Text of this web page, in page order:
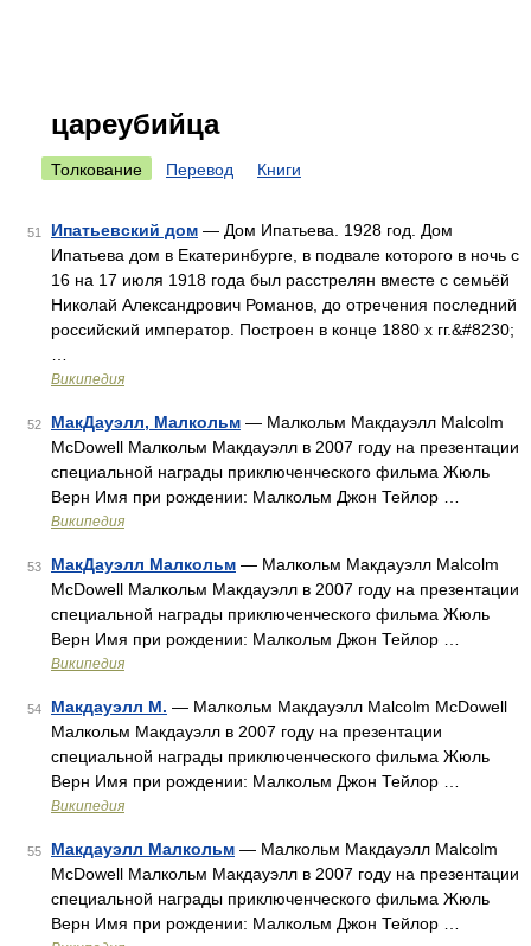
цареубийца
Толкование Перевод Книги
51 Ипатьевский дом — Дом Ипатьева. 1928 год. Дом
Ипатьева дом в Екатеринбурге, в подвале которого в ночь с
16 на 17 июля 1918 года был расстрелян вместе с семьёй
Николай Александрович Романов, до отречения последний
российский император. Построен в конце 1880 х гг.&#8230;
Википедия
52 МакДауэлл, Малкольм — Малкольм Макдауэлл Malcolm
McDowell Малкольм Макдауэлл в 2007 году на презентации
специальной награды приключенческого фильма Жюль
Верн Имя при рождении: Малкольм Джон Тейлор …
Википедия
53 МакДауэлл Малкольм — Малкольм Макдауэлл Malcolm
McDowell Малкольм Макдауэлл в 2007 году на презентации
специальной награды приключенческого фильма Жюль
Верн Имя при рождении: Малкольм Джон Тейлор …
Википедия
54 Макдауэлл М. — Малкольм Макдауэлл Malcolm McDowell
Малкольм Макдауэлл в 2007 году на презентации
специальной награды приключенческого фильма Жюль
Верн Имя при рождении: Малкольм Джон Тейлор …
Википедия
55 Макдауэлл Малкольм — Малкольм Макдауэлл Malcolm
McDowell Малкольм Макдауэлл в 2007 году на презентации
специальной награды приключенческого фильма Жюль
Верн Имя при рождении: Малкольм Джон Тейлор …